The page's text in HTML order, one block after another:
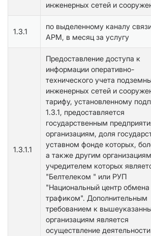
инженерных сетей и
1.3.1
по выделенному каналу
АРМ, в месяц за услугу
1.3.1.1
Предоставление доступа к
информации оперативно-
технического учета
инженерных сетей и
тарифу, установленному
1.3.1, предоставляется
государственным
организациям, доля
уставном фонде которых,
а также другим
учредителем которых
"Белтелеком " или РУП
"Национальный центр обмена
трафиком". Дополнительным
требованием к
организациям является
осуществление